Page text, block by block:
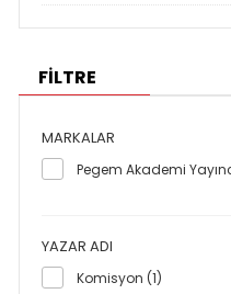
FİLTRE
MARKALAR
Pegem Akademi
YAZAR ADI
Komisyon (1)